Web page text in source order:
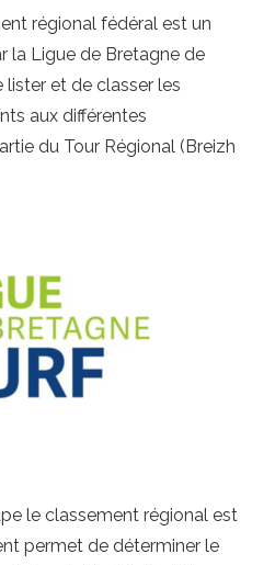
régional fédéral est un
la Ligue de Bretagne de
lister et de classer les
aux différentes
du Tour Régional (Breizh
le classement régional est
permet de déterminer le